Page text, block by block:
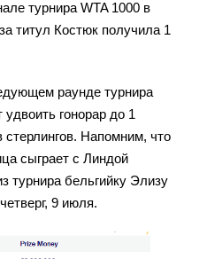
турнира WTA 1000 в
титул Костюк получила 1
раунде турнира
гонорар до 1
Напомним, что
сыграет с Линдой
турнира бельгийку Элизу
9 июля.